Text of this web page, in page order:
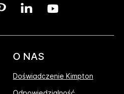
O NAS
Doświadczenie Kimpton